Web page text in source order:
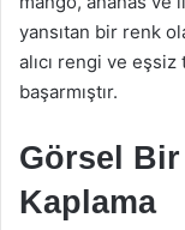
yansıtan bir renk
alıcı rengi ve
başarmıştır.
Görsel Bir
Kaplama